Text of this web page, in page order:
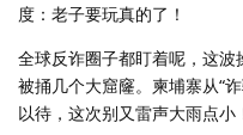
度：老子要玩真的了！
全球反诈圈子都盯着呢，这
被捅几个大窟窿。柬埔寨从“
以待，这次别又雷声大雨点小